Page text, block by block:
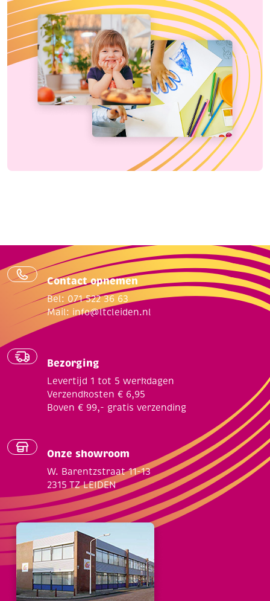
Contact opnemen
Bel: 071 522 36 63
Mail: info@ltcleiden.nl
Bezorging
Levertijd 1 tot 5 werkdagen
Verzendkosten € 6,95
Boven € 99,- gratis verzending
Onze showroom
W. Barentzstraat 11-13
2315 TZ LEIDEN